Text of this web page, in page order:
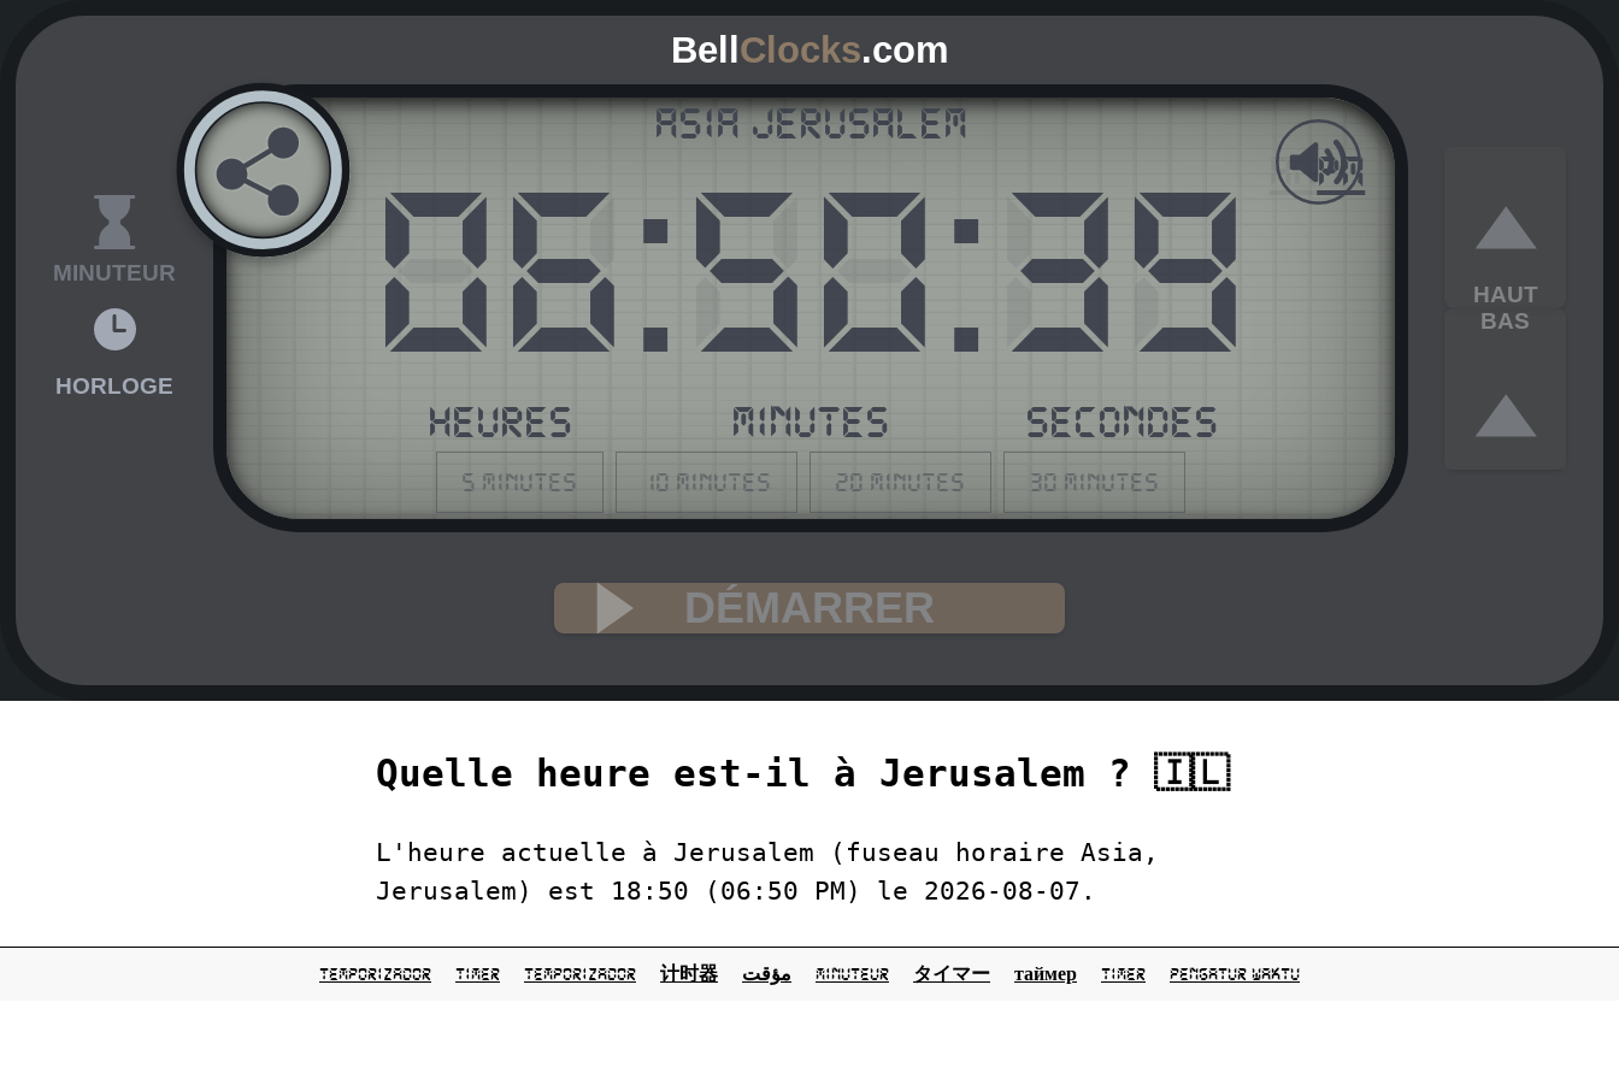
Bell Clocks.com
MINUTEUR
HORLOGE
Asia Jerusalem
06
HEURES
:50
MINUTES
:40
SECONDES
AMPM
5 minutes 10 minutes 20 minutes 30 minutes
HAUT
BAS
DÉMARRER
Quelle heure est-il à Jerusalem ? 🇮🇱
L'heure actuelle à Jerusalem (fuseau horaire Asia,
Jerusalem) est 18:50 (06:50 PM) le 2026-08-07.
temporizador timer temporizador 计时器 مؤقت minuteur タイマー таймер Timer pengatur waktu